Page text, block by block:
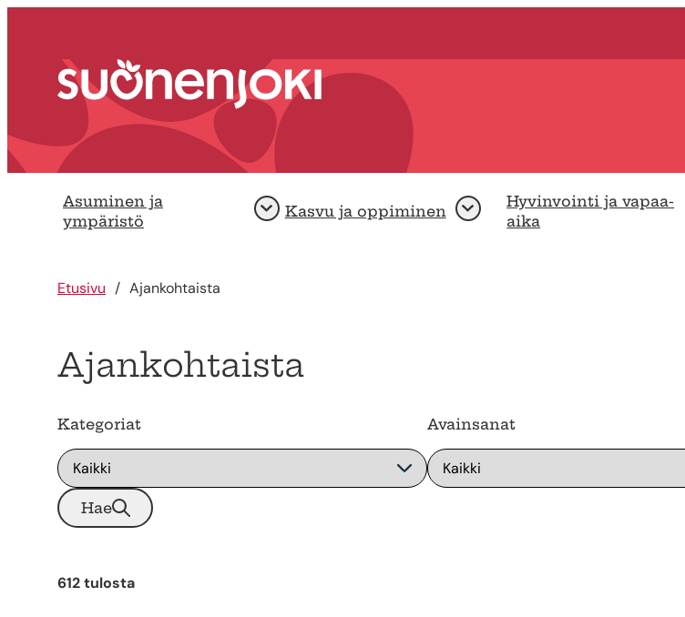
Etusivu
Asuminen ja
ympäristö
AvaaKasvu ja oppiminen Avaa
Hyvinvointi ja vapaa-
aika
Etusivu Ajankohtaista
Ajankohtaista
Kategoriat Avainsanat
Hae
612 tulosta